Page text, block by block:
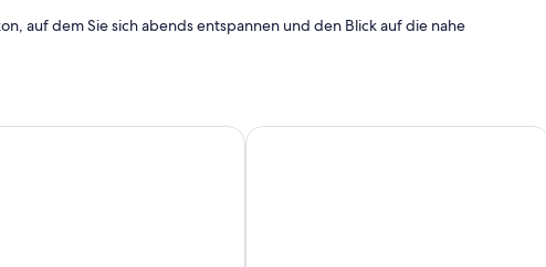
auf dem Sie sich abends entspannen und den Blick auf die nahe
Balkon und WLAN
Studio bei Bozen - mit Waldblick direkt am europäischen
in the old town, luxuriously furnished